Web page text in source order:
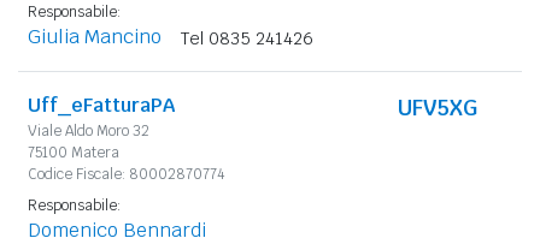
Responsabile:
Giulia Mancino Tel 0835 241426
Uff_eFatturaPA
Viale Aldo Moro 32
75100 Matera
Codice Fiscale: 80002870774
UFV5XG
Responsabile:
Domenico Bennardi